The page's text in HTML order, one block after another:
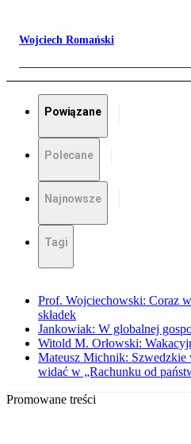
Wojciech Romański
Powiązane
Polecane
Najnowsze
Tagi
Prof. Wojciechowski: Coraz
składek
Jankowiak: W globalnej
Witold M. Orłowski:
Mateusz Michnik:
widać w „Rachunku od
Promowane treści